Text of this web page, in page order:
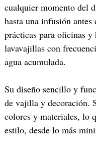
cualquier momento del
hasta una infusión
prácticas para oficinas y
lavavajillas con
agua acumulada.
Su diseño sencillo y
de vajilla y decoración.
colores y materiales, lo
estilo, desde lo más